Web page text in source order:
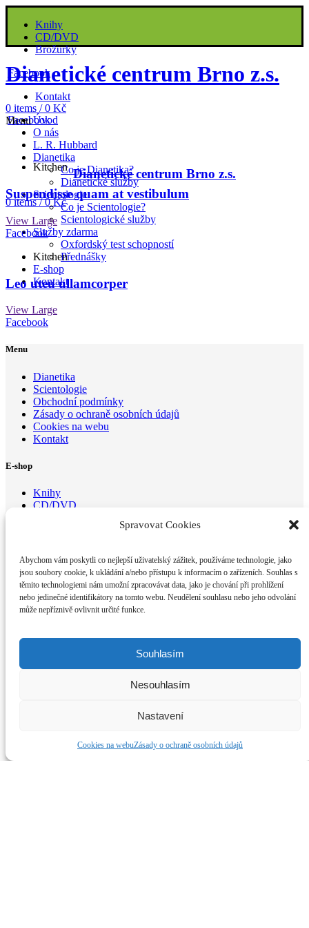
Spravovat Cookies
Abychom vám poskytli co nejlepší uživatelský zážitek, používáme technologie, jako
jsou soubory cookie, k ukládání a/nebo přístupu k informacím o zařízeních. Souhlas s
těmito technologiemi nám umožní zpracovávat data, jako je chování při prohlížení
nebo jedinečné identifikátory na tomto webu. Neudělení souhlasu nebo jeho odvolání
může nepříznivě ovlivnit určité funkce.
Souhlasím
Nesouhlasím
Nastavení
Cookies na webuZásady o ochraně osobních údajů
Knihy
CD/DVD
Brožurky
Facebook
Kontakt
Facebook
Dianetické centrum Brno z.s.
0 items / 0 Kč
Menu
Dianetické centrum Brno z.s.
0items / 0Kč
Úvod
O nás
L. R. Hubbard
Dianetika
Co je Dianetika?
Dianetické služby
Scientologie
Co je Scientologie?
Scientologické služby
Služby zdarma
Oxfordský test schopností
Přednášky
E-shop
Kontakt
Kitchen
Suspendisse quam at vestibulum
View Large
Facebook
Kitchen
Leo uteu ullamcorper
View Large
Facebook
Menu
Dianetika
Scientologie
Obchodní podmínky
Zásady o ochraně osobních údajů
Cookies na webu
Kontakt
E-shop
Knihy
CD/DVD
Dianetické centrum Brno z.s.
Optátova 175/2,
Brno 637 00
E-mail:email@dianetika-brno.cz
Klepnutím přijměte marketingové soubory cookie a povolte tento obsah
Dianetika, Scientologie, Scientology a L. Ron Hubbard jsou
použity s jeho svolením.
Dianetikabrno.cz
Web od Development4project.cz